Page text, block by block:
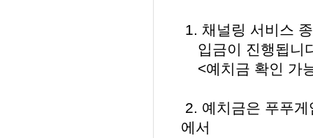
1. 채널링 서비스
입금이 진행됩니
<예치금 확인 가
2. 예치금은 푸푸
에서